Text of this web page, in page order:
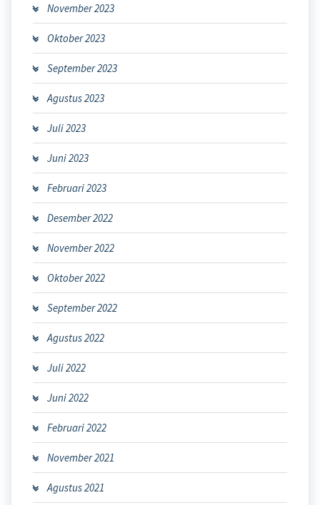
November 2023
Oktober 2023
September 2023
Agustus 2023
Juli 2023
Juni 2023
Februari 2023
Desember 2022
November 2022
Oktober 2022
September 2022
Agustus 2022
Juli 2022
Juni 2022
Februari 2022
November 2021
Agustus 2021